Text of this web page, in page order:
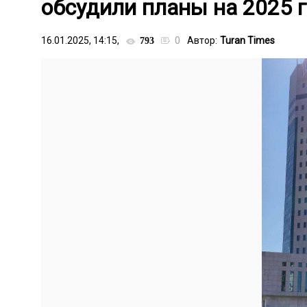
обсудили планы на 2025
16.01.2025, 14:15, 793 0 Автор: Turan Times